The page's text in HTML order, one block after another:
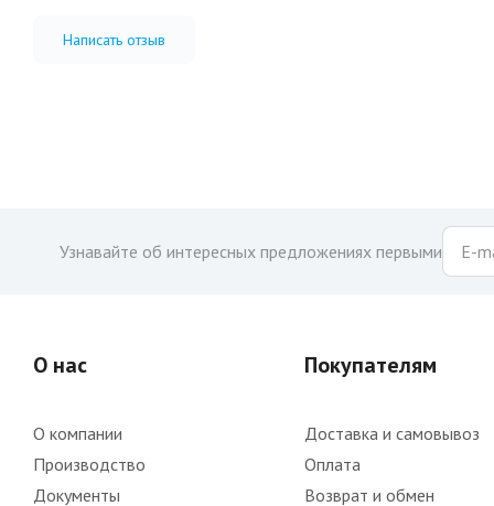
Написать отзыв
Узнавайте об интересных предложениях первыми
О нас
О компании
Производство
Документы
Покупателям
Доставка и самовывоз
Оплата
Возврат и обмен